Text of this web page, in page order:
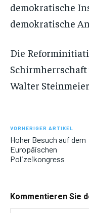
demokratische
demokratische
Die
Walter
VORHERIGER ARTIKEL
Hoher Besuch auf dem
Europäischen
Polizeikongress
Kommentieren Sie